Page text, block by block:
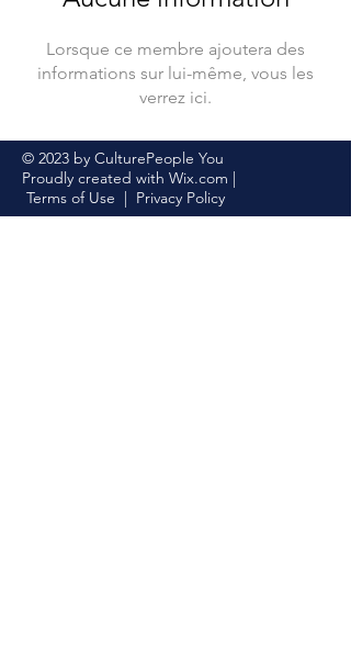
Lorsque ce membre ajoutera des
informations sur lui-même, vous les
verrez ici.
© 2023 by CulturePeople You
Proudly created with Wix.com |
Terms of Use | Privacy Policy